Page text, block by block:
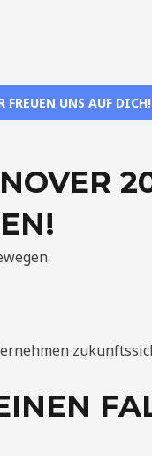
FREUEN UNS AUF DICH!